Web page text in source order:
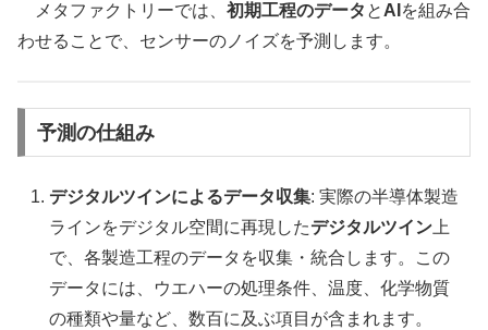
メタファクトリーでは、 初期工程のデータ と AI を組み合
わせることで、センサーのノイズを予測します。
予測の仕組み
デジタルツインによるデータ収集: 実際の半導体製造
ラインをデジタル空間に再現したデジタルツイン 上
で、各製造工程のデータを収集・統合します。この
データには、ウエハーの処理条件、温度、化学物質
の種類や量など、数百に及ぶ項目が含まれます。